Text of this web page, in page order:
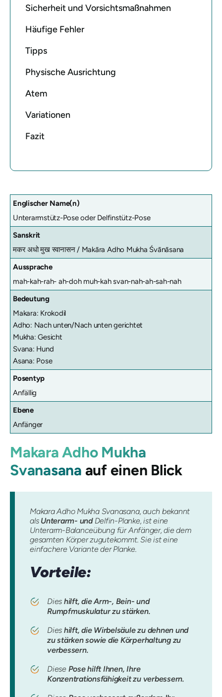
Sicherheit und Vorsichtsmaßnahmen
Häufige Fehler
Tipps
Physische Ausrichtung
Atem
Variationen
Fazit
Englischer Name(n)
Unterarmstütz-Pose oder Delfinstütz-Pose
Sanskrit
मकर अधो मुख स्वानासन / Makāra Adho Mukha Śvānāsana
Aussprache
mah-kah-rah- ah-doh muh-kah svan-nah-ah-sah-nah
Bedeutung
Makara: Krokodil
Adho: Nach unten/Nach unten gerichtet
Mukha: Gesicht
Svana: Hund
Asana: Pose
Posentyp
Anfällig
Ebene
Anfänger
Makara Adho Mukha
Svanasana auf einen Blick
Makara Adho Mukha Svanasana, auch bekannt
als Unterarm- und Delfin-Planke, ist eine
Unterarm-Balanceübung für Anfänger, die dem
gesamten Körper zugutekommt. Sie ist eine
einfachere Variante der Planke.
Vorteile:
Dies hilft, die Arm-, Bein- und
Rumpfmuskulatur zu stärken.
Dies hilft, die Wirbelsäule zu dehnen und
zu stärken sowie die Körperhaltung zu
verbessern.
Diese Pose hilft Ihnen, Ihre
Konzentrationsfähigkeit zu verbessern.